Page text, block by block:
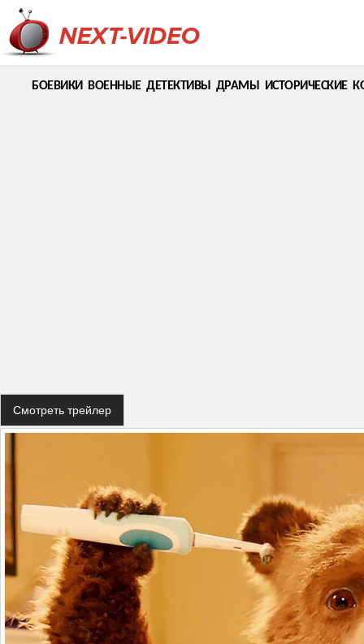
БОЕВИКИ ВОЕННЫЕ ДЕТЕКТИВЫ ДРАМЫ ИСТОРИЧЕСКИЕ
Смотреть трейлер